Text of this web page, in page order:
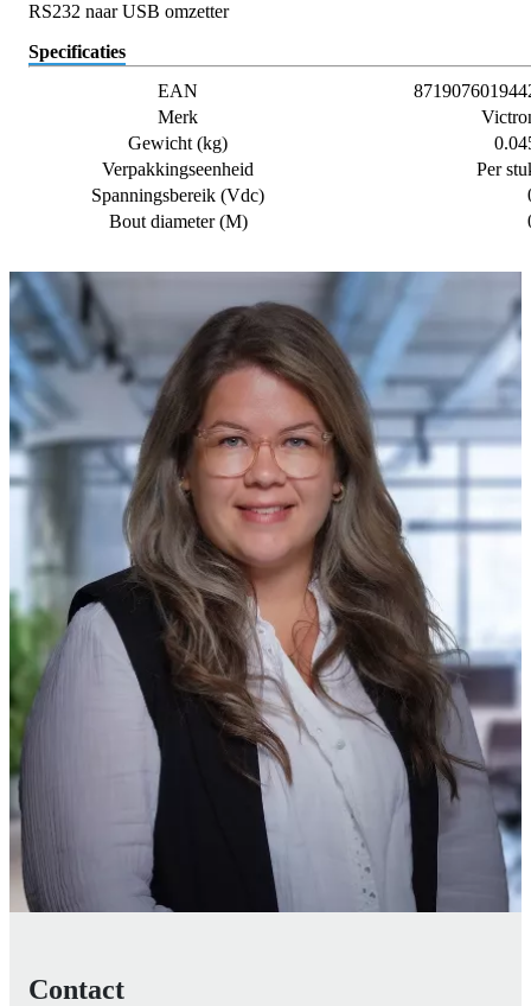
RS232 naar USB omzetter
Specificaties
EAN
Merk
Gewicht (kg)
Verpakkingseenheid
Per
Spanningsbereik (Vdc)
Bout diameter (M)
Contact